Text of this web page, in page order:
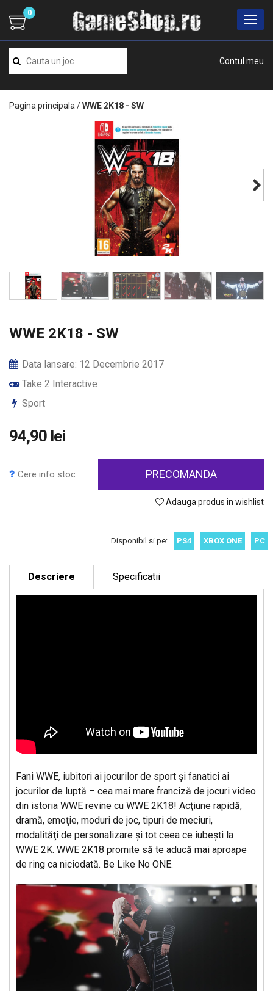
Contul meu
0
Pagina principala /WWE 2K18 - SW
WWE 2K18 - SW
Data lansare: 12 Decembrie 2017
Take 2 Interactive
Sport
94,90 lei
Cere info stoc PRECOMANDA
Adauga produs in wishlist
Disponibil si pe: PS4 XBOX ONE PC
Descriere Specificatii
Fani WWE, iubitori ai jocurilor de sport şi fanatici ai
jocurilor de luptă – cea mai mare franciză de jocuri video
din istoria WWE revine cu WWE 2K18! Acţiune rapidă,
dramă, emoţie, moduri de joc, tipuri de meciuri,
modalităţi de personalizare şi tot ceea ce iubeşti la
WWE 2K. WWE 2K18 promite să te aducă mai aproape
de ring ca niciodată. Be Like No ONE.